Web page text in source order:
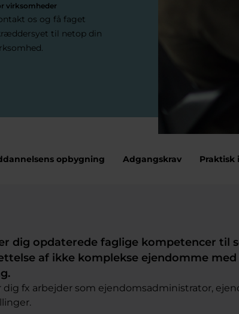
virksomheder
os og få faget
til netop din
opbygning Adgangskrav Praktisk
dig opdaterede faglige kompetencer til
af ikke komplekse ejendomme med
dig fx arbejder som ejendomsadministrator,